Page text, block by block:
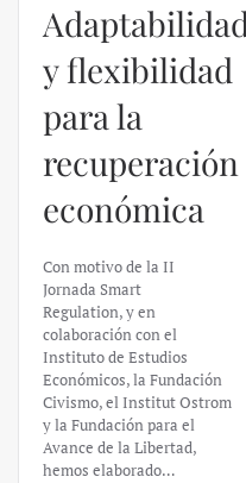
Adaptabilidad
y flexibilidad
para la
recuperación
económica
Con motivo de la II
Jornada Smart
Regulation, y en
colaboración con el
Instituto de Estudios
Económicos, la Fundación
Civismo, el Institut Ostrom
y la Fundación para el
Avance de la Libertad,
hemos elaborado…